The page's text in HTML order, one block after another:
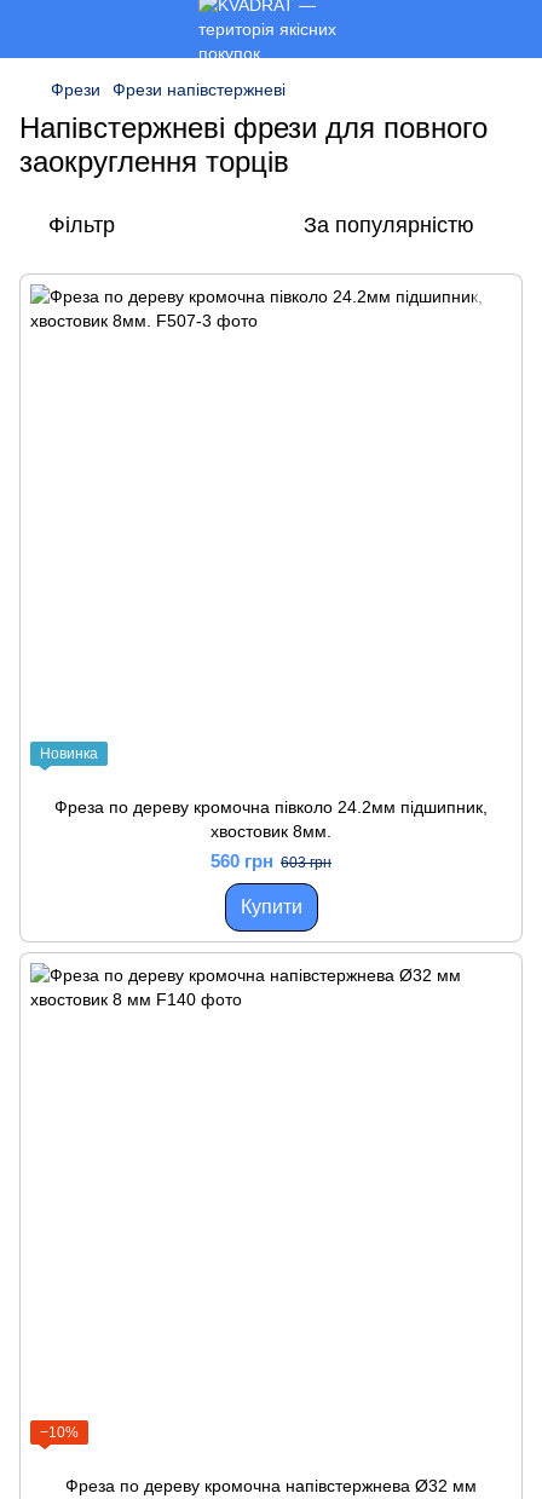
Фрези Фрези напівстержневі
Напівстержневі фрези для повного
заокруглення торців
Фільтр За популярністю
Новинка
Фреза по дереву кромочна півколо 24.2мм підшипник,
хвостовик 8мм.
560 грн 603 грн
Купити
−10%
Фреза по дереву кромочна напівстержнева Ø32 мм